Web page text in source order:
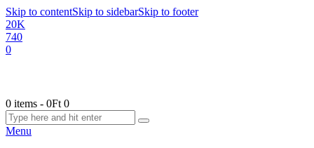
Skip to contentSkip to sidebarSkip to footer
20K
740
0
0 items - 0Ft 0
Menu